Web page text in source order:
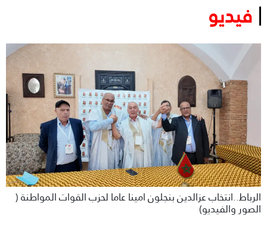
فيديو
الرباط..انتخاب عزالدين بنجلون امينا عاما لحزب القوات المواطنة (
الصور والفيديو)